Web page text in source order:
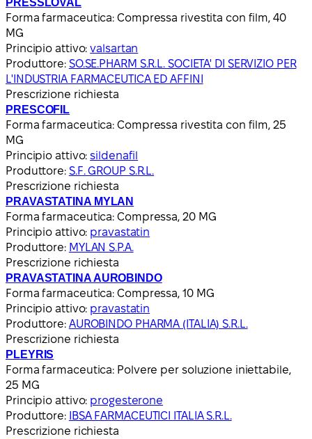
Forma farmaceutica: Compressa rivestita con film, 40
MG
Principio attivo:valsartan
Produttore: SO.SE.PHARM S.R.L. SOCIETA' DI SERVIZIO PER
L'INDUSTRIA FARMACEUTICA ED AFFINI
Prescrizione richiesta
PRESCOFIL
Forma farmaceutica: Compressa rivestita con film, 25
MG
Principio attivo:sildenafil
Produttore: S.F. GROUP S.R.L.
Prescrizione richiesta
PRAVASTATINA MYLAN
Forma farmaceutica: Compressa, 20 MG
Principio attivo: pravastatin
Produttore: MYLAN S.P.A.
Prescrizione richiesta
PRAVASTATINA AUROBINDO
Forma farmaceutica: Compressa, 10 MG
Principio attivo: pravastatin
Produttore: AUROBINDO PHARMA (ITALIA) S.R.L.
Prescrizione richiesta
PLEYRIS
Forma farmaceutica: Polvere per soluzione iniettabile,
25 MG
Principio attivo: progesterone
Produttore: IBSA FARMACEUTICI ITALIA S.R.L.
Prescrizione richiesta